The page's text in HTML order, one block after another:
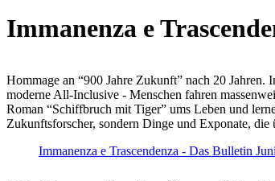
Immanenza e
Hommage an “900 Jahre Zukunft” nach 20
moderne All-Inclusive - Menschen fahren
Roman “Schiffbruch mit Tiger” ums Leben und
Zukunftsforscher, sondern Dinge und Exponate,
Immanenza e Trascendenza - Das Bulletin